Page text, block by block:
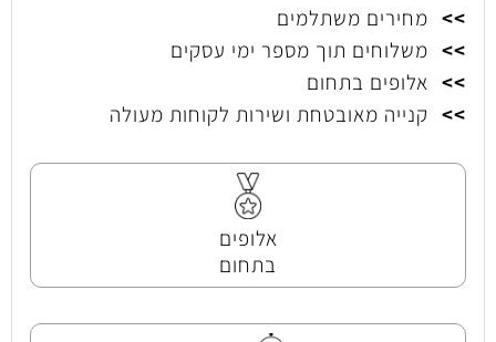
>> מחירים משתלמים
>> משלוחים תוך מספר ימי עסקים
>> אלופים בתחום
>> קנייה מאובטחת ושירות לקוחות מעולה
אלופים
בתחום